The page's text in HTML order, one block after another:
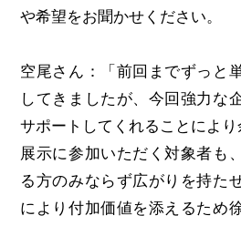
や希望をお聞かせください。
空尾さん：「前回までずっと
してきましたが、今回強力な
サポートしてくれることにより
展示に参加いただく対象者も
る方のみならず広がりを持た
により付加価値を添えるため